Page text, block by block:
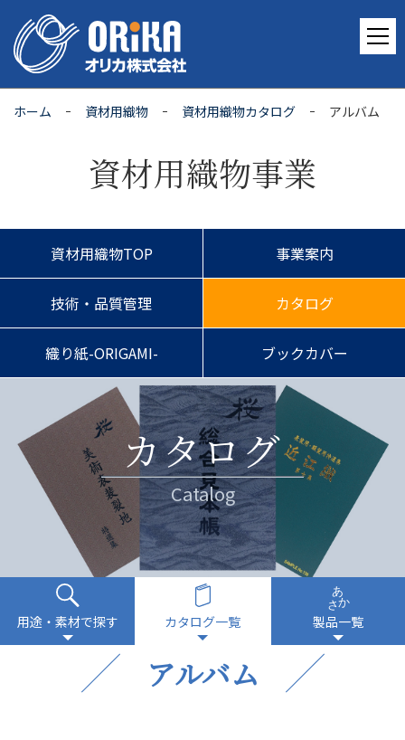
ホーム 資材用織物 資材用織物カタログ アルバム
資材用織物事業
資材用織物TOP 事業案内
技術・品質管理 カタログ
織り紙-ORIGAMI- ブックカバー
カタログ
Catalog
用途・素材で探す カタログ一覧 製品一覧
アルバム